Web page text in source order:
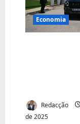
Economia
Redacção
de 2025